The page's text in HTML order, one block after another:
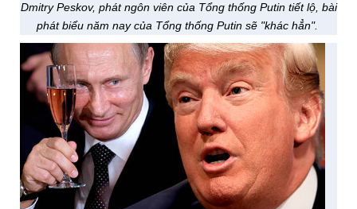
Dmitry Peskov, phát ngôn viên của Tổng thống Putin tiết lộ, bài
phát biểu năm nay của Tổng thống Putin sẽ "khác hẳn".